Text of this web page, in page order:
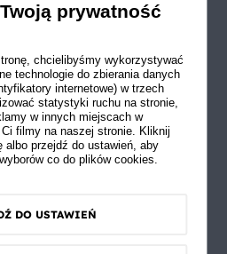
dobrą
na "papkę", dla
są krewetki
prywatność
chcielibyśmy wykorzystywać
technologie do zbierania danych
internetowe) w trzech
statystyki ruchu na stronie,
w innych miejscach w
filmy na naszej stronie. Kliknij
albo przejdź do ustawień, aby
co do plików cookies.
DO USTAWIEŃ